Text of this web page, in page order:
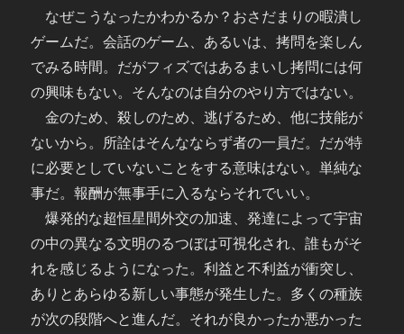
なぜこうなったかわかるか？おさだまりの暇潰し
ゲームだ。会話のゲーム、あるいは、拷問を楽しん
でみる時間。だがフィズではあるまいし拷問には何
の興味もない。そんなのは自分のやり方ではない。
金のため、殺しのため、逃げるため、他に技能が
ないから。所詮はそんなならず者の一員だ。だが特
に必要としていないことをする意味はない。単純な
事だ。報酬が無事手に入るならそれでいい。
爆発的な超恒星間外交の加速、発達によって宇宙
の中の異なる文明のるつぼは可視化され、誰もがそ
れを感じるようになった。利益と不利益が衝突し、
ありとあらゆる新しい事態が発生した。多くの種族
が次の段階へと進んだ。それが良かったか悪かった